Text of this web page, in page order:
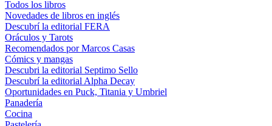
Todos los libros
Novedades de libros en inglés
Descubrí la editorial FERA
Oráculos y Tarots
Recomendados por Marcos Casas
Cómics y mangas
Descubri la editorial Septimo Sello
Descubrí la editorial Alpha Decay
Oportunidades en Puck, Titania y Umbriel
Panadería
Cocina